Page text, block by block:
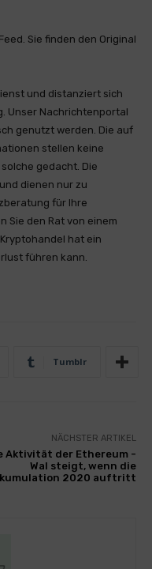
Sie finden den Original
und distanziert sich
Unser Nachrichtenportal
genutzt werden. Die auf
stellen keine
gedacht. Die
dienen nur zu
für Ihre
Sie den Rat von einem
hat ein
führen kann.
Tumblr
NÄCHSTER ARTIKEL
Aktivität der Ethereum -
Wal steigt, wenn die
2020 auftritt